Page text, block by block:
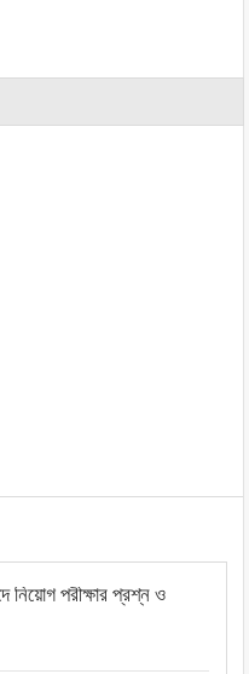
নিয়োগ পরীক্ষার প্রশ্ন ও